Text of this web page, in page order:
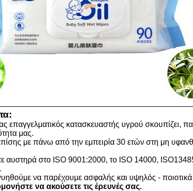
επαγγελματικός κατασκευαστής υγρού σκουπίζει,
μας.
με πάνω από την εμπειρία 30 ετών στη μη
αυστηρά στο ISO 9001:2000, το ISO 14000,
να παρέχουμε ασφαλής και υψηλός - ποιοτικά
να ακούσετε τις έρευνές σας.